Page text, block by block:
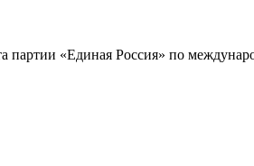
«Единая Россия» по